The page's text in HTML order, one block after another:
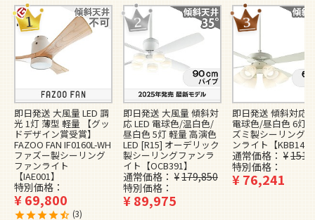
即日発送 大風量 LED 調
光 1灯 薄型 軽量 【グッ
ドデザイン賞受賞】
FAZOO FAN IF0160L-WH
ファズー製シーリング
ファンライト
【IAE001】
特別価格
¥69,800
3
即日発送 大風量 傾斜対
応 LED 電球色/温白色/
昼白色 5灯 軽量 高演色
LED [R15] オーデリック
製シーリングファンラ
イト【OCB391】
通常価格 ¥179,850
特別価格
¥89,975
即日発送 傾斜対応
電球色/昼白色 6灯
ズミ製シーリング
ンライト【KBB148
通常価格 ¥
特別価格
¥76,241